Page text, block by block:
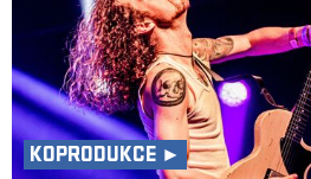
KOPRODUKCE ►